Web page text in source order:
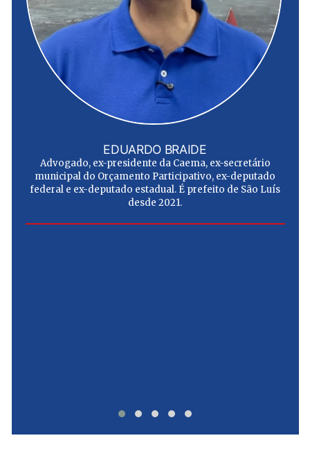
EDUARDO BRAIDE
Advogado, ex-presidente da Caema, ex-secretário
municipal do Orçamento Participativo, ex-deputado
federal e ex-deputado estadual. É prefeito de São Luís
desde 2021.